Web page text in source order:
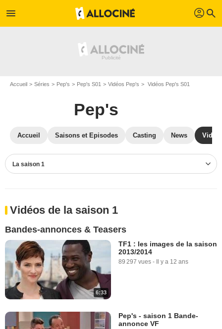
menu profil search
Accueil Séries Pep's Pep's S01 Vidéos Pep's Vidéos Pep's S01
Pep's
Accueil Saisons et Episodes Casting News
La saison 1
Vidéos de la saison 1
Bandes-annonces & Teasers
6:33
TF1 : les images de la saison
2013/2014
89 297 vues - Il y a 12 ans
Pep's - saison 1 Bande-
annonce VF